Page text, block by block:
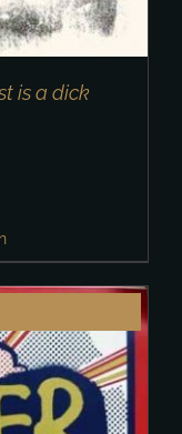
is a dick